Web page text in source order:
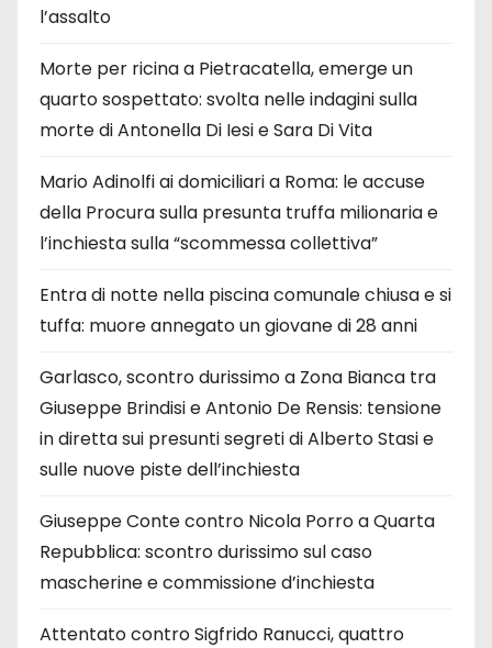
l’assalto
Morte per ricina a Pietracatella, emerge un
quarto sospettato: svolta nelle indagini sulla
morte di Antonella Di Iesi e Sara Di Vita
Mario Adinolfi ai domiciliari a Roma: le accuse
della Procura sulla presunta truffa milionaria e
l’inchiesta sulla “scommessa collettiva”
Entra di notte nella piscina comunale chiusa e si
tuffa: muore annegato un giovane di 28 anni
Garlasco, scontro durissimo a Zona Bianca tra
Giuseppe Brindisi e Antonio De Rensis: tensione
in diretta sui presunti segreti di Alberto Stasi e
sulle nuove piste dell’inchiesta
Giuseppe Conte contro Nicola Porro a Quarta
Repubblica: scontro durissimo sul caso
mascherine e commissione d’inchiesta
Attentato contro Sigfrido Ranucci, quattro